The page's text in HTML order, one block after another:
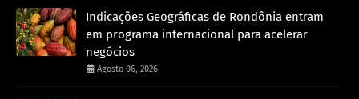
Indicações Geográficas de Rondônia entram
em programa internacional para acelerar
negócios
Agosto 06, 2026